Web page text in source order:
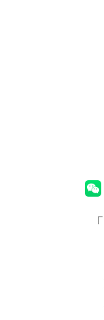
「